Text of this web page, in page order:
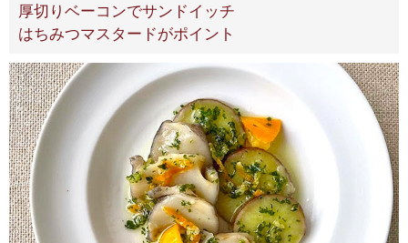
厚切りベーコンでサンドイッチ
はちみつマスタードがポイント